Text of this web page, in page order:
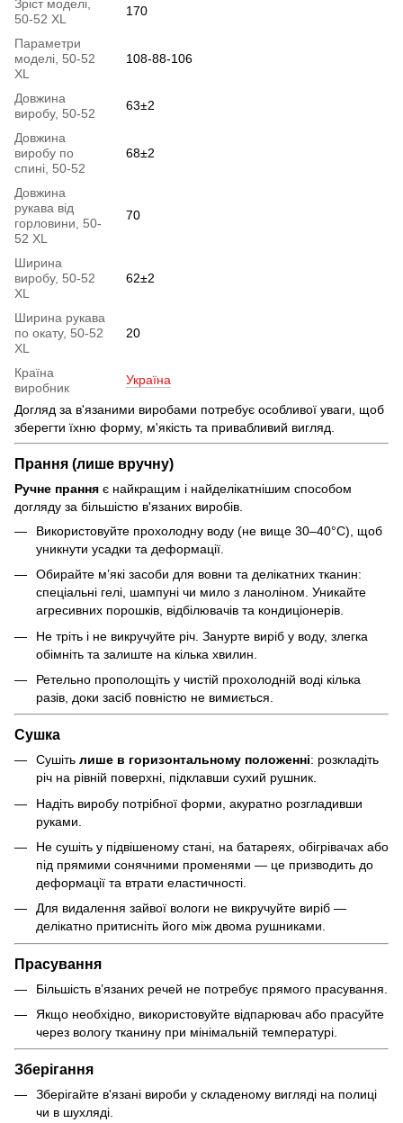
Зріст моделі,
50-52 XL
170
Параметри
моделі, 50-52
XL
108-88-106
Довжина
виробу, 50-52
63±2
Довжина
виробу по
спині, 50-52
68±2
Довжина
рукава від
горловини, 50-
52 XL
70
Ширина
виробу, 50-52
XL
62±2
Ширина рукава
по окату, 50-52
XL
20
Країна
виробник
Україна
Догляд за в'язаними виробами потребує особливої уваги, щоб
зберегти їхню форму, м'якість та привабливий вигляд.
Прання (лише вручну)
Ручне прання є найкращим і найделікатнішим способом
догляду за більшістю в'язаних виробів.
Використовуйте прохолодну воду (не вище 30–40°C), щоб
уникнути усадки та деформації.
Обирайте м’які засоби для вовни та делікатних тканин:
спеціальні гелі, шампуні чи мило з ланоліном. Уникайте
агресивних порошків, відбілювачів та кондиціонерів.
Не тріть і не викручуйте річ. Занурте виріб у воду, злегка
обімніть та залиште на кілька хвилин.
Ретельно прополощіть у чистій прохолодній воді кілька
разів, доки засіб повністю не вимиється.
Сушка
Сушіть лише в горизонтальному положенні: розкладіть
річ на рівній поверхні, підклавши сухий рушник.
Надіть виробу потрібної форми, акуратно розгладивши
руками.
Не сушіть у підвішеному стані, на батареях, обігрівачах або
під прямими сонячними променями — це призводить до
деформації та втрати еластичності.
Для видалення зайвої вологи не викручуйте виріб —
делікатно притисніть його між двома рушниками.
Прасування
Більшість в’язаних речей не потребує прямого прасування.
Якщо необхідно, використовуйте відпарювач або прасуйте
через вологу тканину при мінімальній температурі.
Зберігання
Зберігайте в'язані вироби у складеному вигляді на полиці
чи в шухляді.